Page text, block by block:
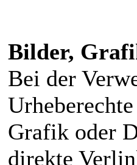
Bilder,
Bei der
Grafik oder
direkte